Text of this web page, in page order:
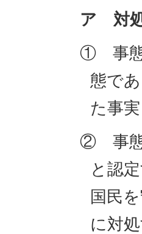
ア 対
① 事態
態で
た事実
② 事態
と認
国民
に対